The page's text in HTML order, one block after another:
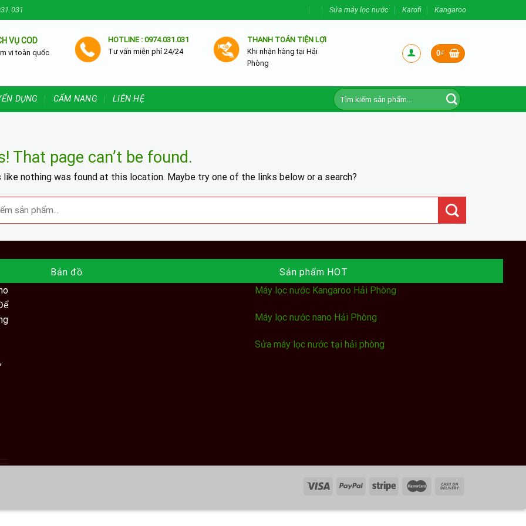
Sửa máy lọc nước Karofi Kangaroo
VỤ COD
vi toàn quốc
HOTLINE : 0974.031.031
Tư vấn miễn phí 24/24
THANH TOÁN TIỆN LỢI
Khi nhận hàng tại Hải
Phòng
0₫
DỤNG CẨM NANG LIÊN HỆ
Tìm
kiếm:
That page can’t be found.
nothing was found at this location. Maybe try one of the links below or a search?
Bản đồ
Sản phẩm HOT
Máy lọc nước Kangaroo Hải Phòng
Máy lọc nước nano Hải Phòng
Sửa máy lọc nước tại hải phòng